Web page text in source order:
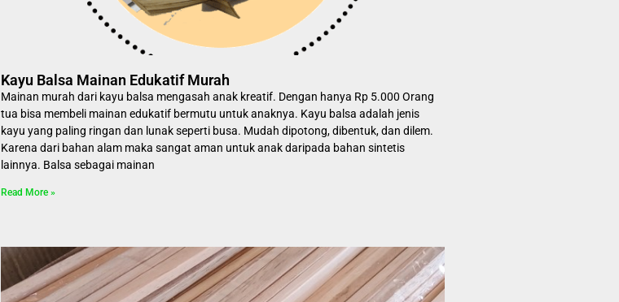
Kayu Balsa Mainan Edukatif Murah
Mainan murah dari kayu balsa mengasah anak kreatif. Dengan hanya Rp 5.000 Orang
tua bisa membeli mainan edukatif bermutu untuk anaknya. Kayu balsa adalah jenis
kayu yang paling ringan dan lunak seperti busa. Mudah dipotong, dibentuk, dan dilem.
Karena dari bahan alam maka sangat aman untuk anak daripada bahan sintetis
lainnya. Balsa sebagai mainan
Read More »